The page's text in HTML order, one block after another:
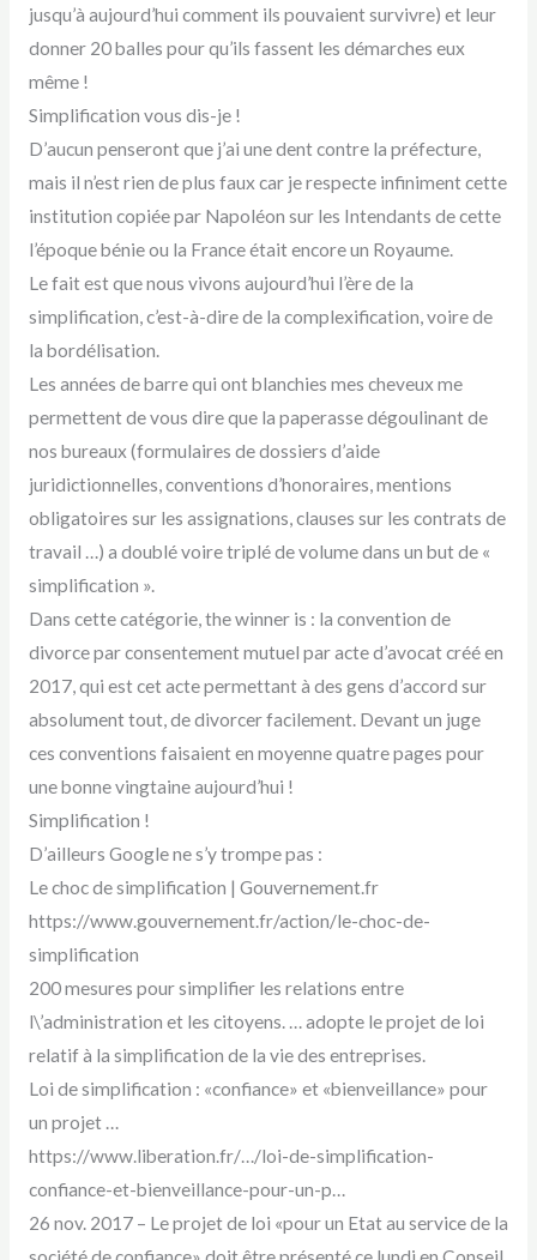
jusqu’à aujourd’hui comment ils pouvaient survivre) et leur
donner 20 balles pour qu’ils fassent les démarches eux
même !
Simplification vous dis-je !
D’aucun penseront que j’ai une dent contre la préfecture,
mais il n’est rien de plus faux car je respecte infiniment cette
institution copiée par Napoléon sur les Intendants de cette
l’époque bénie ou la France était encore un Royaume.
Le fait est que nous vivons aujourd’hui l’ère de la
simplification, c’est-à-dire de la complexification, voire de
la bordélisation.
Les années de barre qui ont blanchies mes cheveux me
permettent de vous dire que la paperasse dégoulinant de
nos bureaux (formulaires de dossiers d’aide
juridictionnelles, conventions d’honoraires, mentions
obligatoires sur les assignations, clauses sur les contrats de
travail …) a doublé voire triplé de volume dans un but de «
simplification ».
Dans cette catégorie, the winner is : la convention de
divorce par consentement mutuel par acte d’avocat créé en
2017, qui est cet acte permettant à des gens d’accord sur
absolument tout, de divorcer facilement. Devant un juge
ces conventions faisaient en moyenne quatre pages pour
une bonne vingtaine aujourd’hui !
Simplification !
D’ailleurs Google ne s’y trompe pas :
Le choc de simplification | Gouvernement.fr
https://www.gouvernement.fr/action/le-choc-de-
simplification
200 mesures pour simplifier les relations entre
l\’administration et les citoyens. … adopte le projet de loi
relatif à la simplification de la vie des entreprises.
Loi de simplification : «confiance» et «bienveillance» pour
un projet …
https://www.liberation.fr/…/loi-de-simplification-
confiance-et-bienveillance-pour-un-p…
26 nov. 2017 – Le projet de loi «pour un Etat au service de la